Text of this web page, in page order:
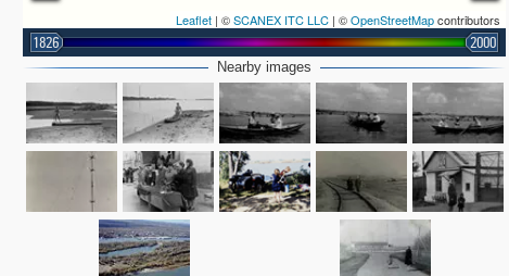
Leaflet | ©SCANEX ITC LLC | ©OpenStreetMapcontributors
1826 2000
Nearby images